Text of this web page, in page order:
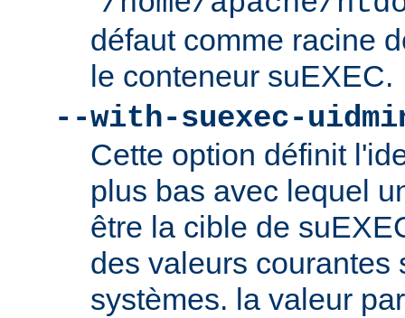
défaut comme racine
le conteneur suEXEC.
--with-suexec-
Cette option définit
plus bas avec lequel
être la cible de
des valeurs courantes
systèmes. la valeur